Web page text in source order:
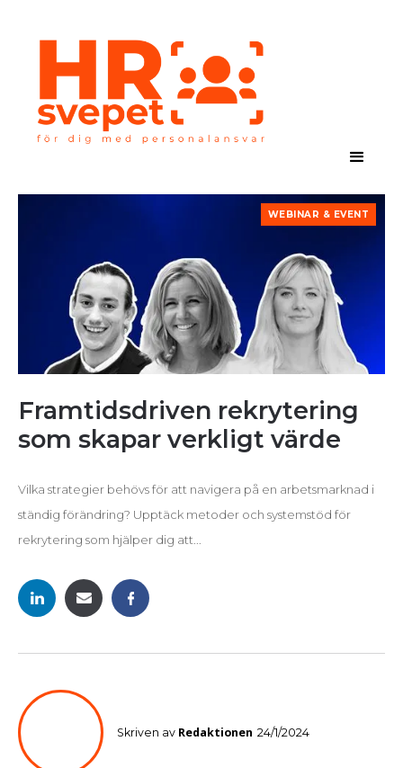
WEBINAR & EVENT
Framtidsdriven rekrytering
som skapar verkligt värde
Vilka strategier behövs för att navigera på en arbetsmarknad i
ständig förändring? Upptäck metoder och systemstöd för
rekrytering som hjälper dig att...
Skriven av Redaktionen 24/1/2024